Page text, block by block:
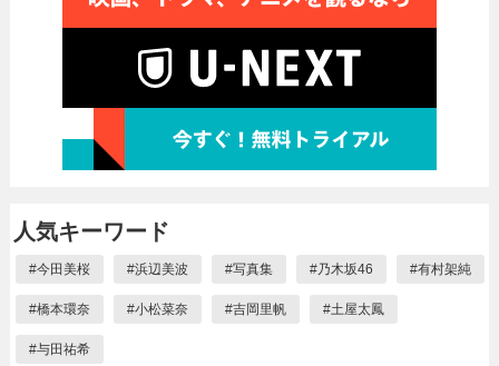
人気キーワード
#今田美桜 #浜辺美波 #写真集 #乃木坂46 #有村架純
#橋本環奈 #小松菜奈 #吉岡里帆 #土屋太鳳
#与田祐希